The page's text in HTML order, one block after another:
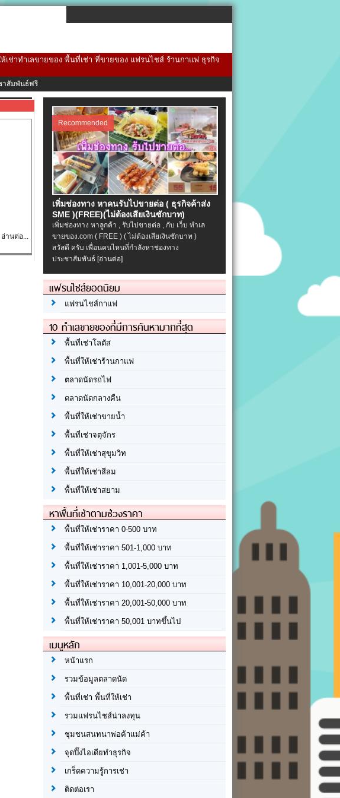
ช่าทำเลขายของ พื้นที่เช่า ที่ขายของ แฟรนไชส์ ร้านกาแฟ ธุรกิจ
าสัมพันธ์ฟรี
อ่านต่อ...
Recommended
เพิ่มช่องทาง หาคนรับไปขายต่อ ( ธุรกิจค้าส่ง
SME )(FREE)(ไม่ต้องเสียเงินซักบาท)
เพิ่มช่องทาง หาลูกค้า , รับไปขายต่อ , กับ เว็บ ทำเล
ขายของ.com ( FREE ) ( ไม่ต้องเสียเงินซักบาท )
สวัสดี ครับ เพื่อนคนไหนที่กำลังหาช่องทาง
ประชาสัมพันธ์ [อ่านต่อ]
แฟรนไชส์ยอดนิยม
แฟรนไชส์กาแฟ
10 ทำเลขายของที่มีการค้นหามากที่สุด
พื้นที่เช่าโลตัส
พื้นที่ให้เช่าร้านกาแฟ
ตลาดนัดรถไฟ
ตลาดนัดกลางคืน
พื้นที่ให้เช่าขายน้ำ
พื้นที่เช่าจตุจักร
พื้นที่ให้เช่าสุขุมวิท
พื้นที่ให้เช่าสีลม
พื้นที่ให้เช่าสยาม
หาพื้นที่เช่าตามช่วงราคา
พื้นที่ให้เช่าราคา 0-500 บาท
พื้นที่ให้เช่าราคา 501-1,000 บาท
พื้นที่ให้เช่าราคา 1,001-5,000 บาท
พื้นที่ให้เช่าราคา 10,001-20,000 บาท
พื้นที่ให้เช่าราคา 20,001-50,000 บาท
พื้นที่ให้เช่าราคา 50,001 บาทขึ้นไป
เมนูหลัก
หน้าแรก
รวมข้อมูลตลาดนัด
พื้นที่เช่า พื้นที่ให้เช่า
รวมแฟรนไชส์น่าลงทุน
ชุมชนสนทนาพ่อค้าแม่ค้า
จุดปิ๊งไอเดียทำธุรกิจ
เกร็ดความรู้การเช่า
ติดต่อเรา